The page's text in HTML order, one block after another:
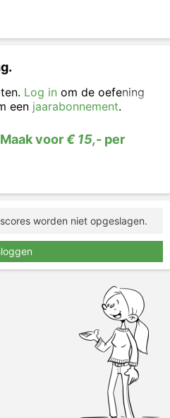
klinker of medeklinker is.
Log in om de oefening
een jaarabonnement.
voor€ 15,- per
worden niet opgeslagen.